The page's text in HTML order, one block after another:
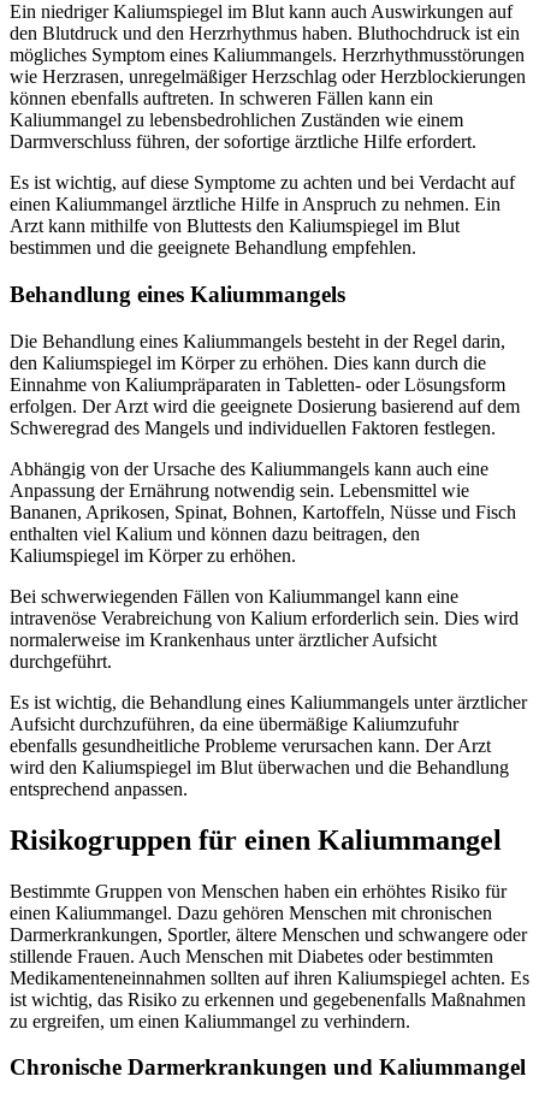
Ein niedriger Kaliumspiegel im Blut kann auch Auswirkungen auf
den Blutdruck und den Herzrhythmus haben. Bluthochdruck ist ein
mögliches Symptom eines Kaliummangels. Herzrhythmusstörungen
wie Herzrasen, unregelmäßiger Herzschlag oder Herzblockierungen
können ebenfalls auftreten. In schweren Fällen kann ein
Kaliummangel zu lebensbedrohlichen Zuständen wie einem
Darmverschluss führen, der sofortige ärztliche Hilfe erfordert.
Es ist wichtig, auf diese Symptome zu achten und bei Verdacht auf
einen Kaliummangel ärztliche Hilfe in Anspruch zu nehmen. Ein
Arzt kann mithilfe von Bluttests den Kaliumspiegel im Blut
bestimmen und die geeignete Behandlung empfehlen.
Behandlung eines Kaliummangels
Die Behandlung eines Kaliummangels besteht in der Regel darin,
den Kaliumspiegel im Körper zu erhöhen. Dies kann durch die
Einnahme von Kaliumpräparaten in Tabletten- oder Lösungsform
erfolgen. Der Arzt wird die geeignete Dosierung basierend auf dem
Schweregrad des Mangels und individuellen Faktoren festlegen.
Abhängig von der Ursache des Kaliummangels kann auch eine
Anpassung der Ernährung notwendig sein. Lebensmittel wie
Bananen, Aprikosen, Spinat, Bohnen, Kartoffeln, Nüsse und Fisch
enthalten viel Kalium und können dazu beitragen, den
Kaliumspiegel im Körper zu erhöhen.
Bei schwerwiegenden Fällen von Kaliummangel kann eine
intravenöse Verabreichung von Kalium erforderlich sein. Dies wird
normalerweise im Krankenhaus unter ärztlicher Aufsicht
durchgeführt.
Es ist wichtig, die Behandlung eines Kaliummangels unter ärztlicher
Aufsicht durchzuführen, da eine übermäßige Kaliumzufuhr
ebenfalls gesundheitliche Probleme verursachen kann. Der Arzt
wird den Kaliumspiegel im Blut überwachen und die Behandlung
entsprechend anpassen.
Risikogruppen für einen Kaliummangel
Bestimmte Gruppen von Menschen haben ein erhöhtes Risiko für
einen Kaliummangel. Dazu gehören Menschen mit chronischen
Darmerkrankungen, Sportler, ältere Menschen und schwangere oder
stillende Frauen. Auch Menschen mit Diabetes oder bestimmten
Medikamenteneinnahmen sollten auf ihren Kaliumspiegel achten. Es
ist wichtig, das Risiko zu erkennen und gegebenenfalls Maßnahmen
zu ergreifen, um einen Kaliummangel zu verhindern.
Chronische Darmerkrankungen und Kaliummangel